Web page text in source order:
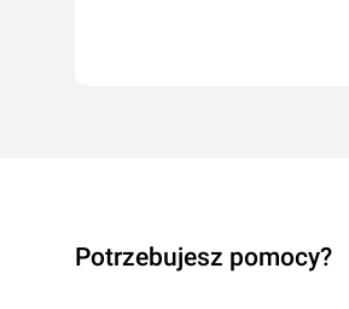
Potrzebujesz pomocy?